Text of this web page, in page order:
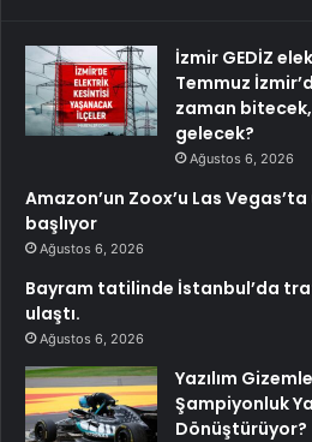
İzmir GEDİZ
Temmuz
zaman
gelecek?
Ağustos 6, 2026
Amazon’un Zoox’u Las
başlıyor
Ağustos 6, 2026
Bayram tatilinde İstanbul’da
ulaştı.
Ağustos 6, 2026
Yazılım
Şampiyonluk
Dönüştürüyor?